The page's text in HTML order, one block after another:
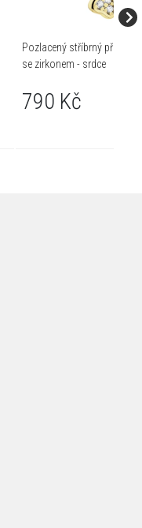
Pozlacený stříbrný
se zirkonem - srdce
790 Kč